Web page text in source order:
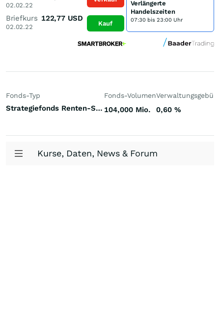
02.02.22
Briefkurs
02.02.22
122,77 USD
Kauf
Verlängerte
Handelszeiten
07:30 bis 23:00 Uhr
Fonds-Typ
Strategiefonds Renten-Strategie Multi-Strategy Welt
Fonds-Volumen
104,000 Mio. 0,60 %
Kurse, Daten, News & Forum